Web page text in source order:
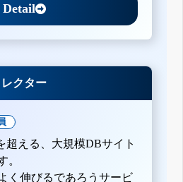
Detail
クター
超える、大規模DBサイト
。
く伸びるであろうサービ